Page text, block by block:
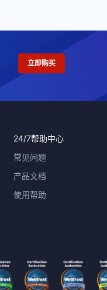
立即购买
24/7帮助中心
常见问题
产品文档
使用帮助